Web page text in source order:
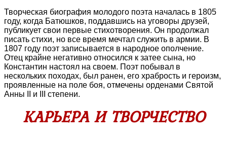
Творческая биография молодого поэта началась в 1805
году, когда Батюшков, поддавшись на уговоры друзей,
публикует свои первые стихотворения. Он продолжал
писать стихи, но все время мечтал служить в армии. В
1807 году поэт записывается в народное ополчение.
Отец крайне негативно относился к затее сына, но
Константин настоял на своем. Поэт побывал в
нескольких походах, был ранен, его храбрость и героизм,
проявленные на поле боя, отмечены орденами Святой
Анны II и III степени.
КАРЬЕРА И ТВОРЧЕСТВО